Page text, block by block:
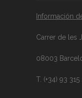
Información
Carrer de les
08003
T. (+34) 93 315